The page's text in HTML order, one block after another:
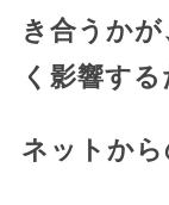
き合うか
く影響する
ネットか